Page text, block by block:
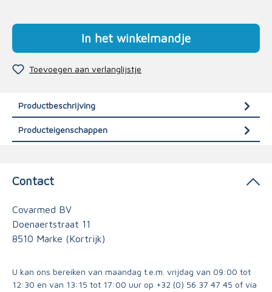
In het winkelmandje
Toevoegen aan verlanglijstje
Productbeschrijving
Producteigenschappen
Contact
Covarmed BV
Doenaertstraat 11
8510 Marke (Kortrijk)
U kan ons bereiken van maandag t.e.m. vrijdag van 09:00 tot
12:30 en van 13:15 tot 17:00 uur op +32 (0) 56 37 47 45 of via